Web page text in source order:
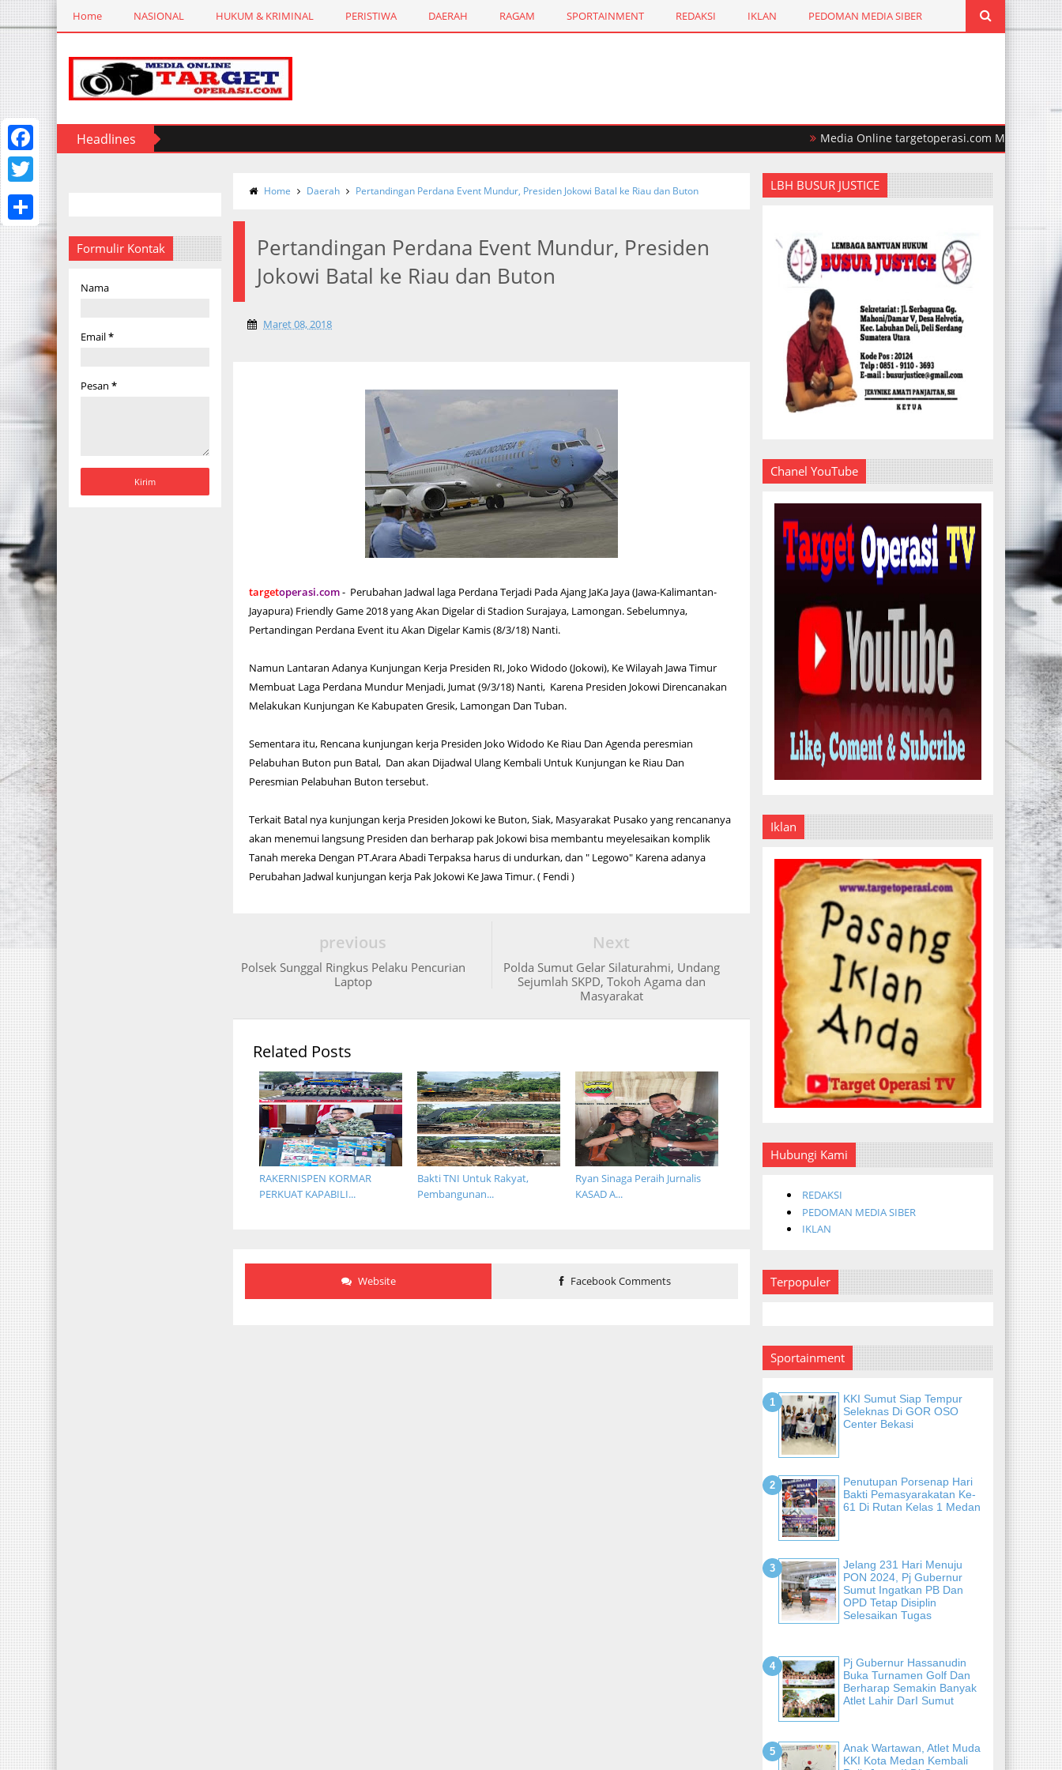
Home NASIONAL HUKUM & KRIMINAL PERISTIWA DAERAH RAGAM SPORTAINMENT REDAKSI IKLAN PEDOMAN MEDIA SIBER
Headlines Media Online targetoperasi.com Mengabarkan
F
e
b
o
o
k
T
w
i
t
t
e
r
S
h
a
r
e
Formulir Kontak
Nama
Email*
Pesan *
Home Daerah Pertandingan Perdana Event Mundur, Presiden Jokowi Batal ke Riau dan Buton
Pertandingan Perdana Event Mundur, Presiden
Jokowi Batal ke Riau dan Buton
Maret 08, 2018
targetoperasi.com- Perubahan Jadwal laga Perdana Terjadi Pada Ajang JaKa Jaya (Jawa-Kalimantan-
Jayapura) Friendly Game 2018 yang Akan Digelar di Stadion Surajaya, Lamongan. Sebelumnya,
Pertandingan Perdana Event itu Akan Digelar Kamis (8/3/18) Nanti.
Namun Lantaran Adanya Kunjungan Kerja Presiden RI, Joko Widodo (Jokowi), Ke Wilayah Jawa Timur
Membuat Laga Perdana Mundur Menjadi, Jumat (9/3/18) Nanti, Karena Presiden Jokowi Direncanakan
Melakukan Kunjungan Ke Kabupaten Gresik, Lamongan Dan Tuban.
Sementara itu, Rencana kunjungan kerja Presiden Joko Widodo Ke Riau Dan Agenda peresmian
Pelabuhan Buton pun Batal, Dan akan Dijadwal Ulang Kembali Untuk Kunjungan ke Riau Dan
Peresmian Pelabuhan Buton tersebut.
Terkait Batal nya kunjungan kerja Presiden Jokowi ke Buton, Siak, Masyarakat Pusako yang rencananya
akan menemui langsung Presiden dan berharap pak Jokowi bisa membantu meyelesaikan komplik
Tanah mereka Dengan PT.Arara Abadi Terpaksa harus di undurkan, dan " Legowo" Karena adanya
Perubahan Jadwal kunjungan kerja Pak Jokowi Ke Jawa Timur. ( Fendi )
Next
Polda Sumut Gelar Silaturahmi, Undang
Sejumlah SKPD, Tokoh Agama dan
Masyarakat
previous
Polsek Sunggal Ringkus Pelaku Pencurian
Laptop
Related Posts
Ryan Sinaga Peraih Jurnalis
KASAD A...
Bakti TNI Untuk Rakyat,
Pembangunan...
RAKERNISPEN KORMAR
PERKUAT KAPABILI...
Website Facebook Comments
LBH BUSUR JUSTICE
Chanel YouTube
Iklan
Hubungi Kami
REDAKSI
PEDOMAN MEDIA SIBER
IKLAN
Terpopuler
Sportainment
KKI Sumut Siap Tempur
Seleknas Di GOR OSO
Center Bekasi
Penutupan Porsenap Hari
Bakti Pemasyarakatan Ke-
61 Di Rutan Kelas 1 Medan
Jelang 231 Hari Menuju
PON 2024, Pj Gubernur
Sumut Ingatkan PB Dan
OPD Tetap Disiplin
Selesaikan Tugas
Pj Gubernur Hassanudin
Buka Turnamen Golf Dan
Berharap Semakin Banyak
Atlet Lahir DarI Sumut
Anak Wartawan, Atlet Muda
KKI Kota Medan Kembali